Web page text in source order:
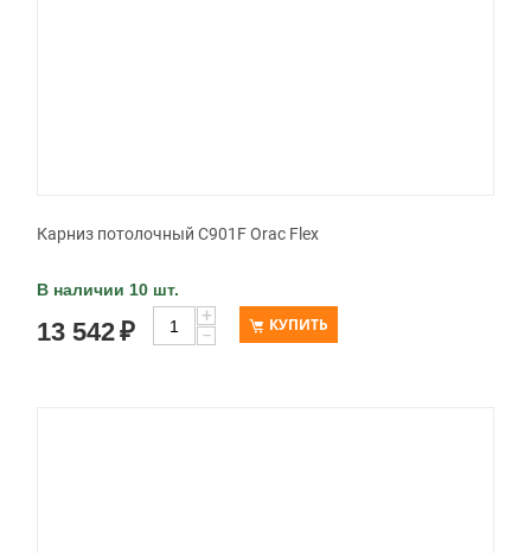
Карниз потолочный C901F Orac Flex
В наличии 10 шт.
13 542₽
+
−
КУПИТЬ